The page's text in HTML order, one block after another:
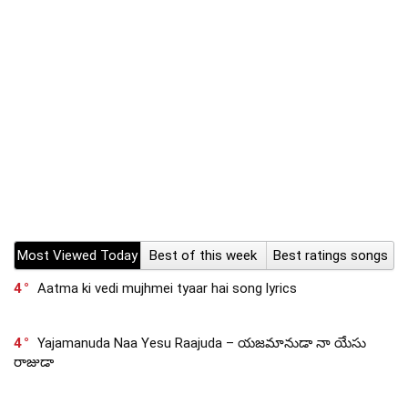
Most Viewed Today Best of this week
Best ratings songs
4
Aatma ki vedi mujhmei tyaar hai song lyrics
4
Yajamanuda Naa Yesu Raajuda – యజమానుడా నా యేసు
రాజుడా